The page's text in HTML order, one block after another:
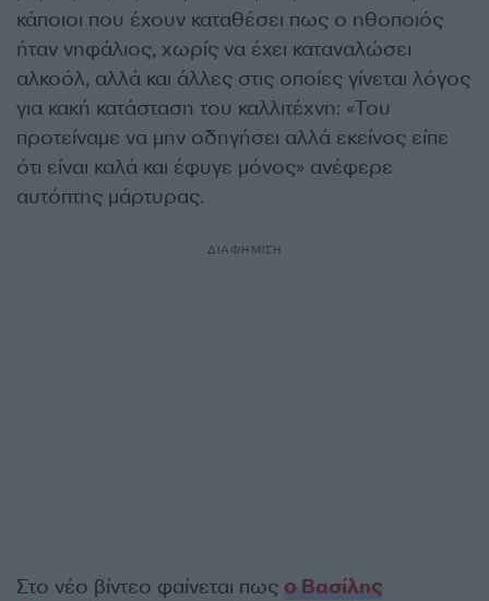
κάποιοι που έχουν καταθέσει πως ο ηθοποιός
ήταν νηφάλιος, χωρίς να έχει καταναλώσει
αλκοόλ, αλλά και άλλες στις οποίες γίνεται λόγος
για κακή κατάσταση του καλλιτέχνη: «Του
προτείναμε να μην οδηγήσει αλλά εκείνος είπε
ότι είναι καλά και έφυγε μόνος» ανέφερε
αυτόπτης μάρτυρας.
ΔΙΑΦΗΜΙΣΗ
Στο νέο βίντεο φαίνεται πως ο Βασίλης